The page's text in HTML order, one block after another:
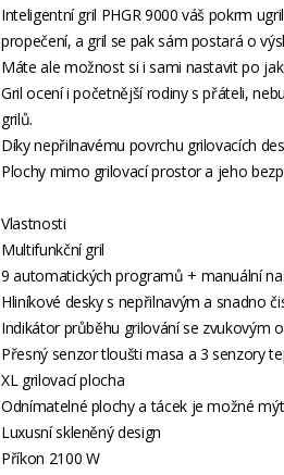
Inteligentní gril PHGR 9000 váš pokrm
propečení, a gril se pak sám postará o
Máte ale možnost si i sami nastavit po
Gril ocení i početnější rodiny s přáteli,
grilů.
Díky nepřilnavému povrchu grilovacích
Plochy mimo grilovací prostor a jeho
Vlastnosti
Multifunkční gril
9 automatických programů + manuální
Hliníkové desky s nepřilnavým a snadno
Indikátor průběhu grilování se zvukovým
Přesný senzor tloušti masa a 3 senzory
XL grilovací plocha
Odnímatelné plochy a tácek je možné
Luxusní skleněný design
Příkon 2100 W